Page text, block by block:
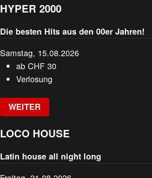
HYPER 2000
Die besten Hits aus den 00er Jahren!
Samstag, 15.08.2026
abCHF 30
Verlosung
WEITER
LOCO HOUSE
Latin house all night long